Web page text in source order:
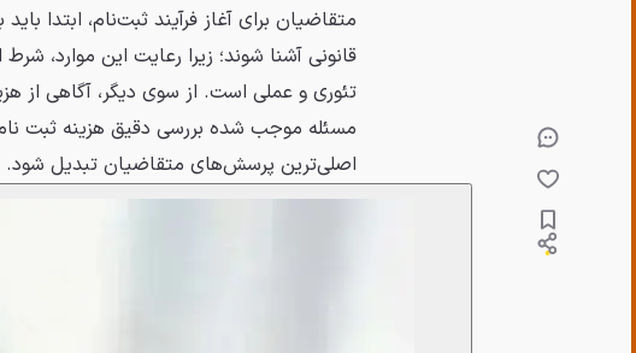
متقاضیان برای آغاز فرآیند ثبت‌نام، ابتدا
قانونی آشنا شوند؛ زیرا رعایت این موارد،
تئوری و عملی است. از سوی دیگر، آگاهی از
مسئله موجب شده بررسی دقیق هزینه ثبت‌ نام
اصلی‌ترین پرسش‌های متقاضیان تبدیل شود.